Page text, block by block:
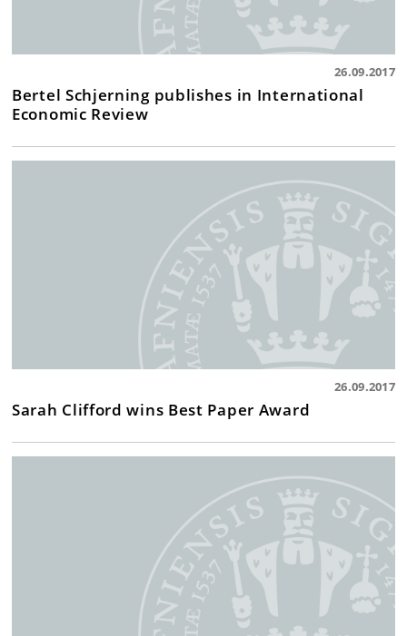
26.09.2017
Bertel Schjerning publishes in International
Economic Review
26.09.2017
Sarah Clifford wins Best Paper Award